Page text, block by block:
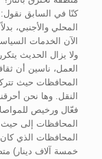
كنّا في السابق نقول:
المحلي والأجنبي،
الآن الخدمات
ولا يزال الحديث
العمل، ناسين أن
المحافظات حيث
فعّال ورخيص
المحافظات إلى
المحافظات الذي
خمسة آلاف دينار)